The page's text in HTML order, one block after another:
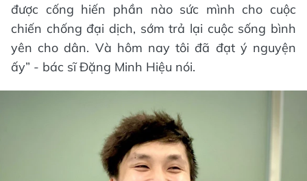
được cống hiến phần nào sức mình cho cuộc
chiến chống đại dịch, sớm trả lại cuộc sống bình
yên cho dân. Và hôm nay tôi đã đạt ý nguyện
ấy” - bác sĩ Đặng Minh Hiệu nói.